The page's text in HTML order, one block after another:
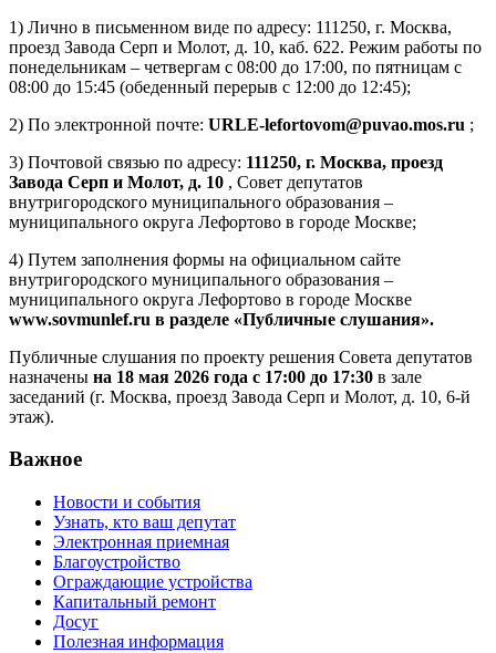
1) Лично в письменном виде по адресу: 111250, г. Москва,
проезд Завода Серп и Молот, д. 10, каб. 622. Режим работы по
понедельникам – четвергам с 08:00 до 17:00, по пятницам с
08:00 до 15:45 (обеденный перерыв с 12:00 до 12:45);
2) По электронной почте: URLE-lefortovom@puvao.mos.ru ;
3) Почтовой связью по адресу: 111250, г. Москва, проезд
Завода Серп и Молот, д. 10 , Совет депутатов
внутригородского муниципального образования –
муниципального округа Лефортово в городе Москве;
4) Путем заполнения формы на официальном сайте
внутригородского муниципального образования –
муниципального округа Лефортово в городе Москве
www.sovmunlef.ru в разделе «Публичные слушания».
Публичные слушания по проекту решения Совета депутатов
назначены на 18 мая 2026 года с 17:00 до 17:30 в зале
заседаний (г. Москва, проезд Завода Серп и Молот, д. 10, 6‑й
этаж).
Важное
Новости и события
Узнать, кто ваш депутат
Электронная приемная
Благоустройство
Ограждающие устройства
Капитальный ремонт
Досуг
Полезная информация